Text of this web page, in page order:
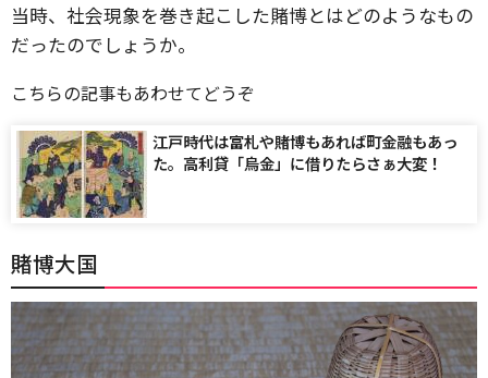
当時、社会現象を巻き起こした賭博とはどのようなもの
だったのでしょうか。
こちらの記事もあわせてどうぞ
江戸時代は富札や賭博もあれば町金融もあっ
た。高利貸「烏金」に借りたらさぁ大変！
賭博大国